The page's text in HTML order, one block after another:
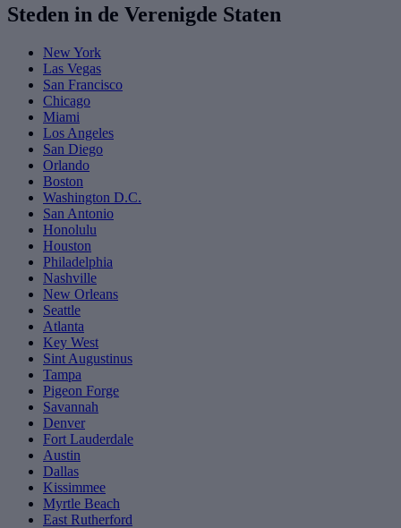
Steden in de Verenigde Staten
New York
Las Vegas
San Francisco
Chicago
Miami
Los Angeles
San Diego
Orlando
Boston
Washington D.C.
San Antonio
Honolulu
Houston
Philadelphia
Nashville
New Orleans
Seattle
Atlanta
Key West
Sint Augustinus
Tampa
Pigeon Forge
Savannah
Denver
Fort Lauderdale
Austin
Dallas
Kissimmee
Myrtle Beach
East Rutherford